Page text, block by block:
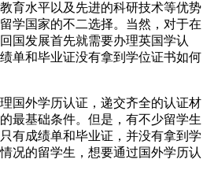
育水平以及先进的科研技术等优势
学国家的不二选择。当然，对于在
国发展首先就需要办理英国学认
单和毕业证没有拿到学位证书如何
国外学历认证，递交齐全的认证材
最基础条件。但是，有不少留学生
有成绩单和毕业证，并没有拿到学
况的留学生，想要通过国外学历认